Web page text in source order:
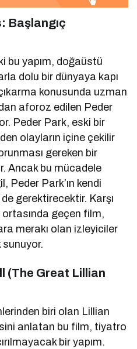
Başlangıç
bu yapım, doğaüstü
dolu bir dünyaya kapı
konusunda uzman
aforoz edilen Peder
Peder Park, eski bir
olayların içine çekilir
gereken bir
Ancak bu mücadele
Peder Park’ın kendi
gerektirecektir. Karşı
ortasında geçen film,
merakı olan izleyiciler
(The Great Lillian
biri olan Lillian
anlatan bu film, tiyatro
bir yapım.